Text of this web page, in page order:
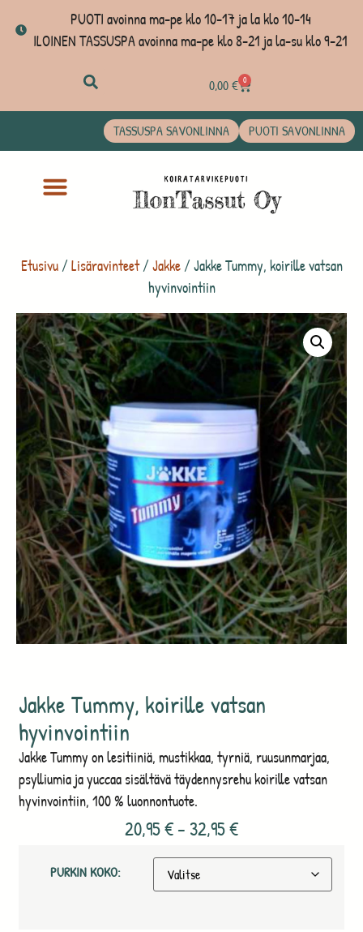
PUOTI avoinna ma-pe klo 10-17 ja la klo 10-14
ILOINEN TASSUSPA avoinna ma-pe klo 8-21 ja la-su klo 9-21
0,00€ 0
TASSUSPA SAVONLINNA PUOTI SAVONLINNA
Etusivu/Lisäravinteet/Jakke/ Jakke Tummy, koirille vatsan
hyvinvointiin
Jakke Tummy, koirille vatsan
hyvinvointiin
Jakke Tummy on lesitiiniä, mustikkaa, tyrniä, ruusunmarjaa,
psylliumia ja yuccaa sisältävä täydennysrehu koirille vatsan
hyvinvointiin, 100 % luonnontuote.
20,95€– 32,95€
PURKIN KOKO: